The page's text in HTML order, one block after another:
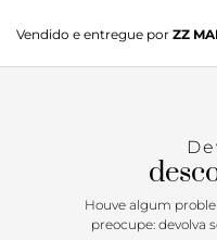
slingback prata é aquele
geométrico médio e o
do jeans à alfaiataria.
Vendido e entregue por ZZ
Houve algum
preocupe: devolva